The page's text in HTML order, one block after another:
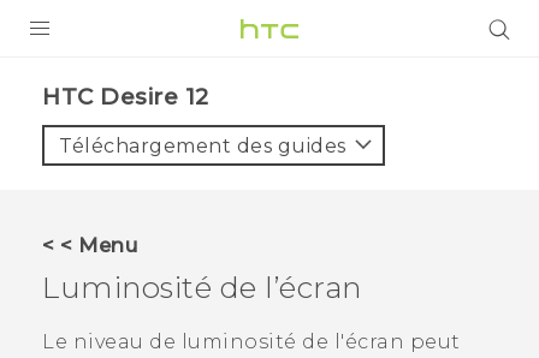
VIVE
HTC Desire 12‎
Téléchargement des guides
< < Menu
Luminosité de l’écran
Le niveau de luminosité de l'écran peut